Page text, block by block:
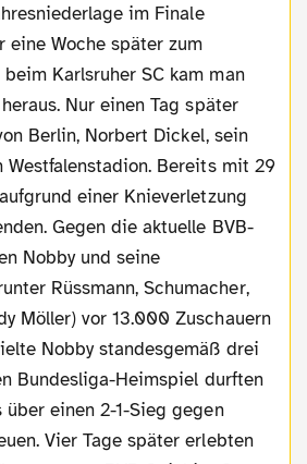
im Finale
eine Woche später zum
Karlsruher SC kam man
Nur einen Tag später
Berlin, Norbert Dickel, sein
Bereits mit 29
einer Knieverletzung
Gegen die aktuelle BVB-
Nobby und seine
Rüssmann, Schumacher,
Möller) vor 13.000 Zuschauern
Nobby standesgemäß drei
Bundesliga-Heimspiel durften
einen 2-1-Sieg gegen
Vier Tage später erlebten